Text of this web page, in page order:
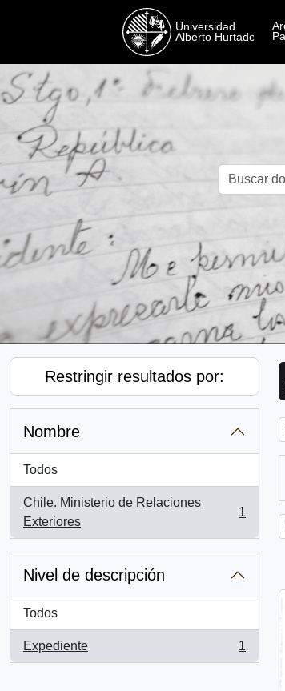
Restringir resultados por:
Nombre
Todos
Chile. Ministerio de Relaciones
Exteriores
, 1 resultados
1
Nivel de descripción
Todos
Expediente
, 1 resultados
1